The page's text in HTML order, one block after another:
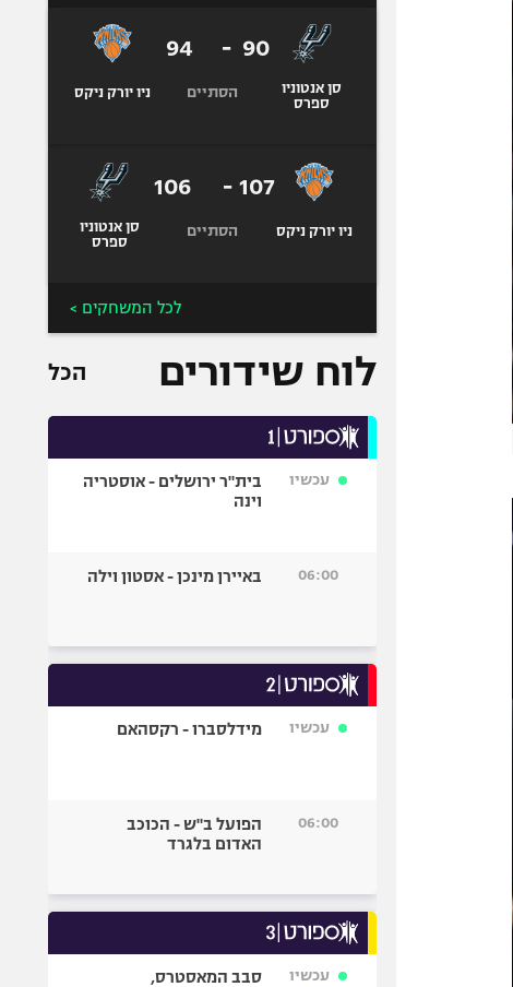
סן אנטוניו
ספרס
90
-
94
הסתיים ניו יורק ניקס
ניו יורק ניקס
107
-
106
הסתיים
סן אנטוניו
ספרס
לכל המשחקים >
לוח שידורים הכל
עכשיו
בית"ר ירושלים - אוסטריה
וינה
06:00 באיירן מינכן - אסטון וילה
עכשיו מידלסברו - רקסהאם
06:00
הפועל ב"ש - הכוכב
האדום בלגרד
עכשיו
סבב המאסטרס,